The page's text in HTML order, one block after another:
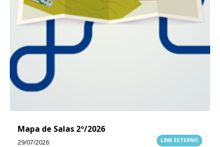
Mapa de Salas 2º/2026
29/07/2026 LINK EXTERNO